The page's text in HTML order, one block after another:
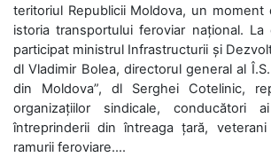
teritoriul Republicii Moldova, un moment
istoria transportului feroviar național. La
participat ministrul Infrastructurii și
dl Vladimir Bolea, directorul general al
din Moldova”, dl Serghei Cotelinic,
organizațiilor sindicale, conducători
întreprinderii din întreaga țară,
ramurii feroviare....